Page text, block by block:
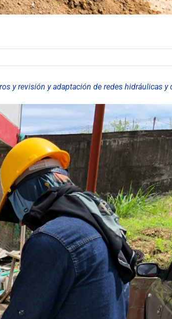
y revisión y adaptación de redes hidráulicas y